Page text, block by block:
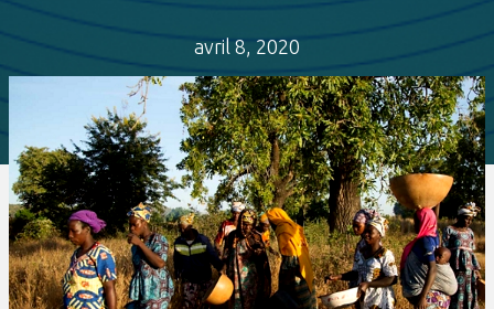
avril 8, 2020